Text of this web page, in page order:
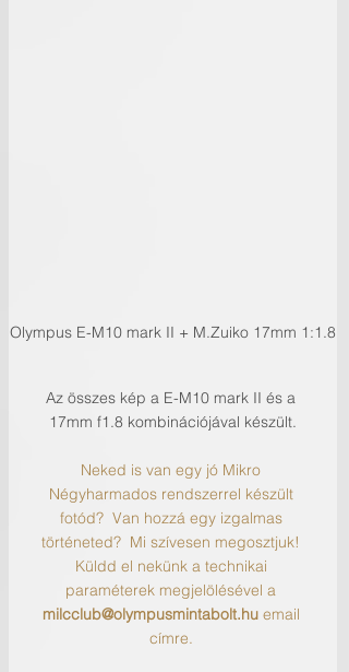
Olympus E-M10 mark II + M.Zuiko 17mm 1:1.8
Az összes kép a E-M10 mark II és a
17mm f1.8 kombinációjával készült.
Neked is van egy jó Mikro
Négyharmados rendszerrel készült
fotód?  Van hozzá egy izgalmas
történeted?  Mi szívesen megosztjuk!
Küldd el nekünk a technikai
paraméterek megjelölésével a
milcclub@olympusmintabolt.hu email
címre.